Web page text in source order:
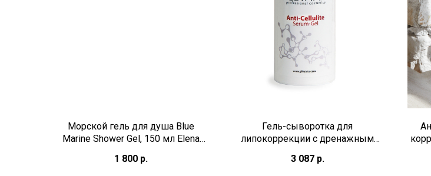
Морской гель для душа Blue
Marine Shower Gel, 150 мл Elena
1 800 р.
Гель-сыворотка для
липокоррекции с дренажным
3 087 р.